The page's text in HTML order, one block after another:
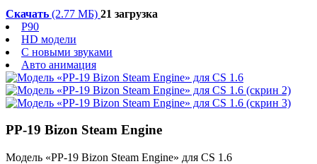
Скачать (2.77 МБ) 21 загрузка
P90
HD модели
С новыми звуками
Авто анимация
PP-19 Bizon Steam Engine
Модель «PP-19 Bizon Steam Engine» для CS 1.6